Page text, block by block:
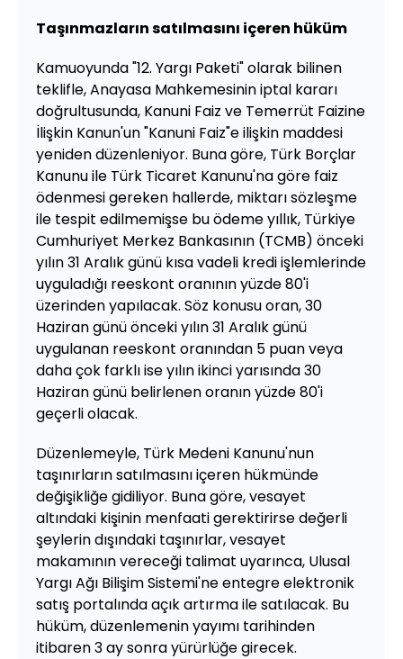
Taşınmazların satılmasını içeren hüküm
Kamuoyunda "12. Yargı Paketi" olarak bilinen
teklifle, Anayasa Mahkemesinin iptal kararı
doğrultusunda, Kanuni Faiz ve Temerrüt Faizine
İlişkin Kanun'un "Kanuni Faiz"e ilişkin maddesi
yeniden düzenleniyor. Buna göre, Türk Borçlar
Kanunu ile Türk Ticaret Kanunu'na göre faiz
ödenmesi gereken hallerde, miktarı sözleşme
ile tespit edilmemişse bu ödeme yıllık, Türkiye
Cumhuriyet Merkez Bankasının (TCMB) önceki
yılın 31 Aralık günü kısa vadeli kredi işlemlerinde
uyguladığı reeskont oranının yüzde 80'i
üzerinden yapılacak. Söz konusu oran, 30
Haziran günü önceki yılın 31 Aralık günü
uygulanan reeskont oranından 5 puan veya
daha çok farklı ise yılın ikinci yarısında 30
Haziran günü belirlenen oranın yüzde 80'i
geçerli olacak.
Düzenlemeyle, Türk Medeni Kanunu'nun
taşınırların satılmasını içeren hükmünde
değişikliğe gidiliyor. Buna göre, vesayet
altındaki kişinin menfaati gerektirirse değerli
şeylerin dışındaki taşınırlar, vesayet
makamının vereceği talimat uyarınca, Ulusal
Yargı Ağı Bilişim Sistemi'ne entegre elektronik
satış portalında açık artırma ile satılacak. Bu
hüküm, düzenlemenin yayımı tarihinden
itibaren 3 ay sonra yürürlüğe girecek.